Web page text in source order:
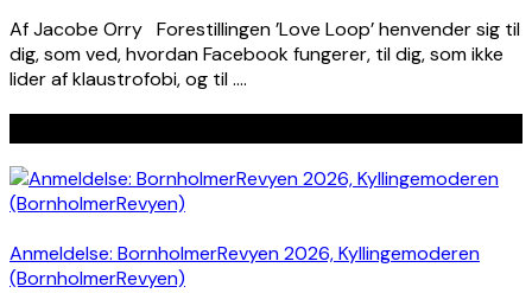
Af Jacobe Orry Forestillingen ’Love Loop’ henvender sig til
dig, som ved, hvordan Facebook fungerer, til dig, som ikke
lider af klaustrofobi, og til ….
Anmeldelse: BornholmerRevyen 2026, Kyllingemoderen
(BornholmerRevyen)